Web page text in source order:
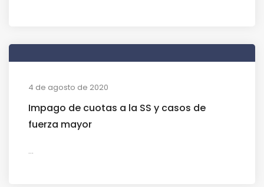
4 de agosto de 2020
Impago de cuotas a la SS y casos de
fuerza mayor
...